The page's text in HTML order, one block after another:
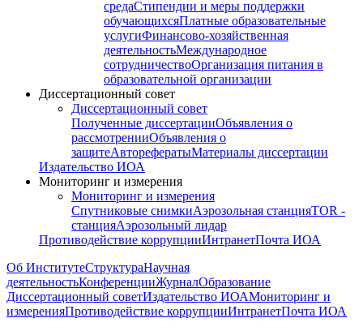
средаСтипендии и меры поддержки
обучающихсяПлатные образовательные
услугиФинансово-хозяйственная
деятельностьМеждународное
сотрудничествоОрганизация питания в
образовательной организации
Диссертационный совет
Диссертационный совет
Полученные диссертацииОбъявления о
рассмотренииОбъявления о
защитеАвторефератыМатериалы диссертации
Издательство ИОА
Мониторинг и измерения
Мониторинг и измерения
Спутниковые снимкиАэрозольная станцияTOR -
станцияАэрозольный лидар
Противодействие коррупцииИнтранетПочта ИОА
Об ИнститутеСтруктураНаучная
деятельностьКонференцииЖурналОбразование
Диссертационный советИздательство ИОАМониторинг и
измеренияПротиводействие коррупцииИнтранетПочта ИОА